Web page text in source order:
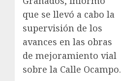
que se llevó a cabo la
supervisión de los
avances en las obras
de mejoramiento vial
sobre la Calle Ocampo.